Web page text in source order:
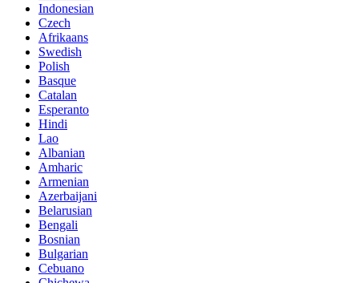
Indonesian
Czech
Afrikaans
Swedish
Polish
Basque
Catalan
Esperanto
Hindi
Lao
Albanian
Amharic
Armenian
Azerbaijani
Belarusian
Bengali
Bosnian
Bulgarian
Cebuano